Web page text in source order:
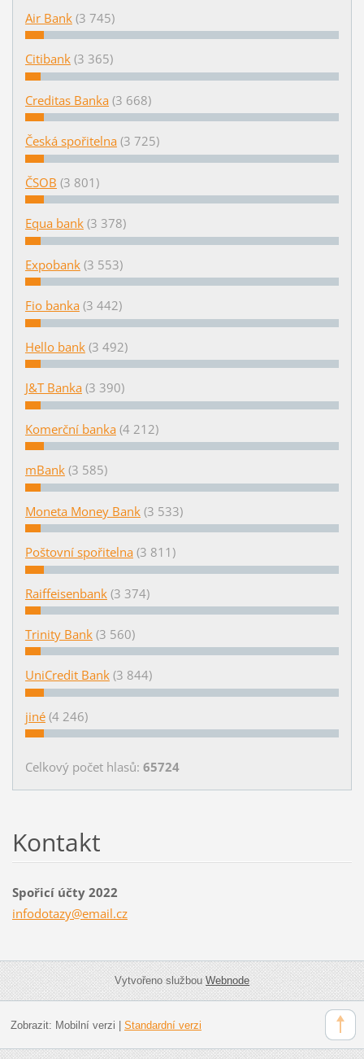
Air Bank (3 745)
Citibank (3 365)
Creditas Banka (3 668)
Česká spořitelna (3 725)
ČSOB (3 801)
Equa bank (3 378)
Expobank (3 553)
Fio banka (3 442)
Hello bank (3 492)
J&T Banka (3 390)
Komerční banka (4 212)
mBank (3 585)
Moneta Money Bank (3 533)
Poštovní spořitelna (3 811)
Raiffeisenbank (3 374)
Trinity Bank (3 560)
UniCredit Bank (3 844)
jiné (4 246)
Celkový počet hlasů: 65724
Kontakt
Spořicí účty 2022
infodotazy@email.cz
Vytvořeno službouWebnode
Zobrazit: Mobilní verzi Standardní verzi